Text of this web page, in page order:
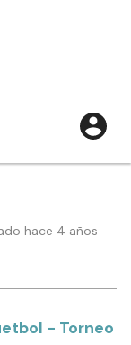
hace 4 años
- Torneo